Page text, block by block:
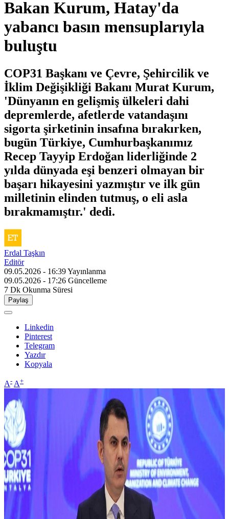
Bakan Kurum, Hatay'da
yabancı basın mensuplarıyla
buluştu
COP31 Başkanı ve Çevre, Şehircilik ve
İklim Değişikliği Bakanı Murat Kurum,
'Dünyanın en gelişmiş ülkeleri dahi
depremlerde, afetlerde vatandaşını
sigorta şirketinin insafına bırakırken,
bugün Türkiye, Cumhurbaşkanımız
Recep Tayyip Erdoğan liderliğinde 2
yılda dünyada eşi benzeri olmayan bir
başarı hikayesini yazmıştır ve ilk gün
milletinin elinden tutmuş, o eli asla
bırakmamıştır.' dedi.
Erdal Taşkın
Editör
09.05.2026 - 16:39Yayınlanma
09.05.2026 - 17:26 Güncelleme
7 Dk Okunma Süresi
Paylaş
Linkedin
Pinterest
Telegram
Yazdır
Kopyala
A- A+